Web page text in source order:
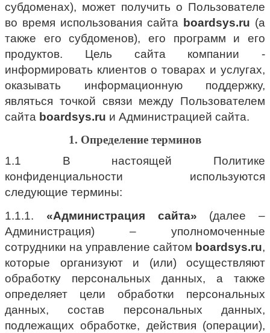
субдоменах), может получить о Пользователе
во время использования сайта boardsys.ru (а
также его субдоменов), его программ и его
продуктов. Цель сайта компании -
информировать клиентов о товарах и услугах,
оказывать информационную поддержку,
являться точкой связи между Пользователем
сайта boardsys.ru и Администрацией сайта.
1. Определение терминов
1.1 В настоящей Политике
конфиденциальности используются
следующие термины:
1.1.1. «Администрация сайта» (далее –
Администрация) – уполномоченные
сотрудники на управление сайтом boardsys.ru,
которые организуют и (или) осуществляют
обработку персональных данных, а также
определяет цели обработки персональных
данных, состав персональных данных,
подлежащих обработке, действия (операции),